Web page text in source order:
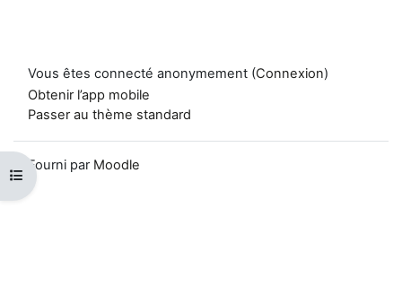
Ouvrir l’index du cours
Vous êtes connecté anonymement (Connexion)
Obtenir l’app mobile
Passer au thème standard
Fourni par Moodle